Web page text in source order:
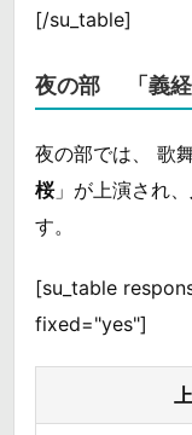
[/su_table]
夜の部 「義経
夜の部では、 歌
桜」が上演され、
す。
[su_table
fixed="yes"]